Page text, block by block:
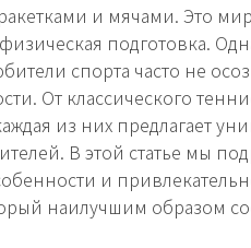
и мячами. Это
подготовка.
спорта часто не
От классического
из них предлагает
В этой статье мы
и
наилучшим образом